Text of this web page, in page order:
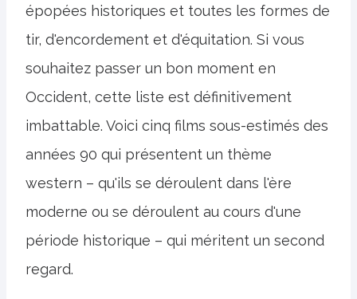
épopées historiques et toutes les formes de
tir, d'encordement et d'équitation. Si vous
souhaitez passer un bon moment en
Occident, cette liste est définitivement
imbattable. Voici cinq films sous-estimés des
années 90 qui présentent un thème
western – qu'ils se déroulent dans l'ère
moderne ou se déroulent au cours d'une
période historique – qui méritent un second
regard.